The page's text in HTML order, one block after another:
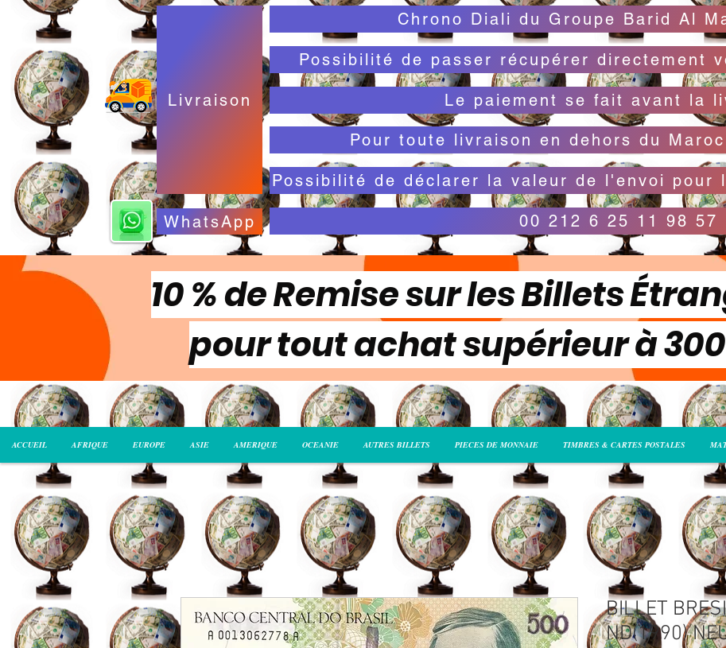
Livraison
Chrono Diali du Groupe Barid Al
Possibilité de passer récupérer directement
Le paiement se fait avant la
Pour toute livraison en dehors du
WhatsApp 00 212 6 25 11 98 57
10 % de Remise sur les Billets
pour tout achat supérieur à
ACCUEIL AFRIQUE EUROPE ASIE AMERIQUE OCEANIE AUTRES BILLETS PIECES DE MONNAIE TIMBRES & CARTES POSTALES
BILLET
ND(1990)